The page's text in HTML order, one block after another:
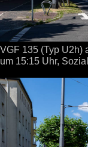
VGF 135 (Typ U2h)
um 15:15 Uhr,